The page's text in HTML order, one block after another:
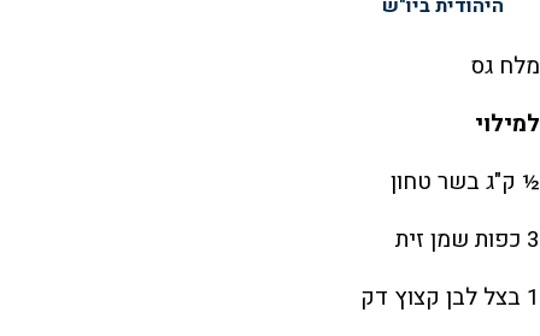
מלח גס
למילוי
½ ק"ג בשר טחון
3 כפות שמן זית
1 בצל לבן קצוץ דק